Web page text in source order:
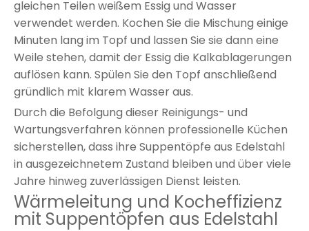
gleichen Teilen weißem Essig und Wasser
verwendet werden. Kochen Sie die Mischung einige
Minuten lang im Topf und lassen Sie sie dann eine
Weile stehen, damit der Essig die Kalkablagerungen
auflösen kann. Spülen Sie den Topf anschließend
gründlich mit klarem Wasser aus.
Durch die Befolgung dieser Reinigungs- und
Wartungsverfahren können professionelle Küchen
sicherstellen, dass ihre Suppentöpfe aus Edelstahl
in ausgezeichnetem Zustand bleiben und über viele
Jahre hinweg zuverlässigen Dienst leisten.
Wärmeleitung und Kocheffizienz
mit Suppentöpfen aus Edelstahl